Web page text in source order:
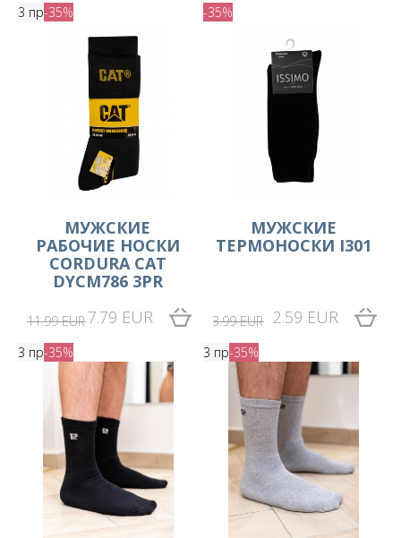
3 пр-35%
МУЖСКИЕ
РАБОЧИЕ НОСКИ
CORDURA CAT
DYCM786 3PR
11.99 EUR7.79 EUR
-35%
МУЖСКИЕ
ТЕРМОНОСКИ I301
3.99 EUR 2.59 EUR
3 пр-35% 3 пр-35%